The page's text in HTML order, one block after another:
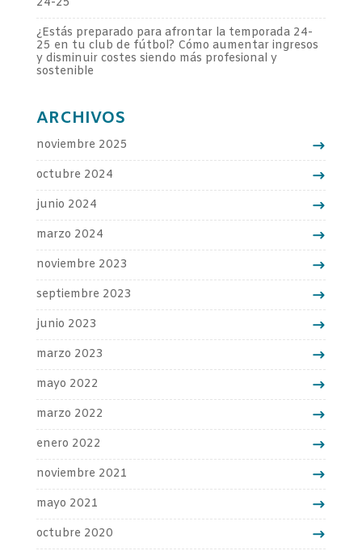
¿Estás preparado para afrontar la temporada 24-
25 en tu club de fútbol? Cómo aumentar ingresos
y disminuir costes siendo más profesional y
sostenible
ARCHIVOS
noviembre 2025
octubre 2024
junio 2024
marzo 2024
noviembre 2023
septiembre 2023
junio 2023
marzo 2023
mayo 2022
marzo 2022
enero 2022
noviembre 2021
mayo 2021
octubre 2020